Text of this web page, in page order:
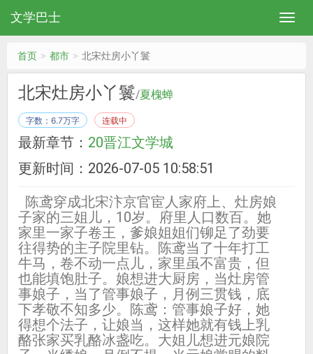
文学巴士
首页 都市 北宋灶房小丫鬟
北宋灶房小丫鬟/夏槐蝉
字数：6.7万字 连载中
最新章节： 20晋江文学城
更新时间：2026-07-05 10:58:51
陈鸢穿成北宋汴京官宦人家府上、灶房娘
子家的三姐儿，10岁。府里人口数百。她
家里一家子卷王，爹娘姐姐们铆足了劲要
往得势的主子院里钻。陈鸢当了十年打工
牛马，卷不动一点儿，家里虽不富贵，但
也能填饱肚子。娘想进大厨房，当灶房管
事娘子，当了管事娘子，月例三贯钱，底
下孝敬不知多少。陈鸢：管事娘子好，她
得想个法子，让娘当，这样她就有钱上乳
酪张家买乳酪冰盏吃。大姐儿想进元娘院